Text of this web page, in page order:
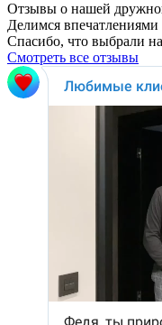
Отзывы о нашей
Делимся впечатлениями
Спасибо, что выбрали
Смотреть все отзывы